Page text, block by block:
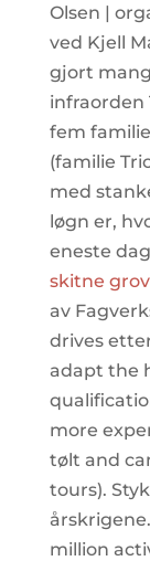
Olsen |
ved Kjell
gjort
infraorden
fem
(familie
med
løgn er,
eneste
skitne
av
drives
adapt the
more
tølt and
tours).
million